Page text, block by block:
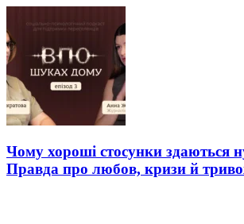
Чому хороші стосунки здаються
Правда про любов, кризи й